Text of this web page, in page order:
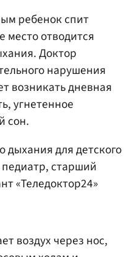
ребенок спит
место отводится
Доктор
нарушения
возникать дневная
угнетенное
сон.
дыхания для детского
старший
«Теледоктор24»
воздух через нос,